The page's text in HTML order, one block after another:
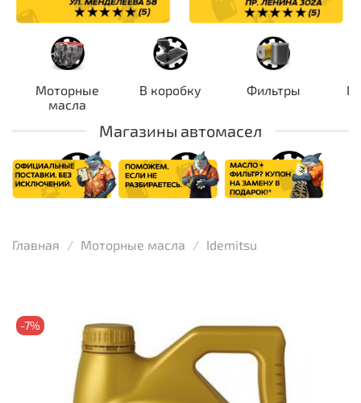
Моторные
масла
В коробку Фильтры
Магазины автомасел
Главная Моторные масла Idemitsu
-7%